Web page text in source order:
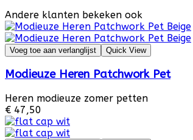
Andere klanten bekeken ook
Voeg toe aan verlanglijst Quick View
Modieuze Heren Patchwork Pet
Heren modieuze zomer petten
€ 47,50